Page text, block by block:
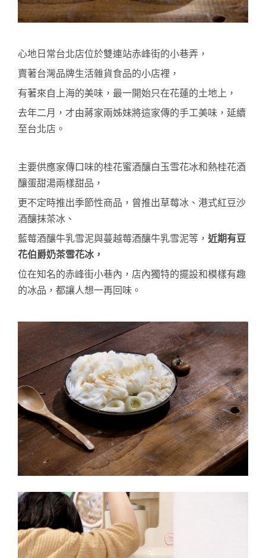
心地日常台北店位於雙連站赤峰街的小巷弄，
賣著台灣品牌生活雜貨食品的小店裡，
有著來自上海的美味，最一開始只在花蓮的土地上，
去年二月，才由蔣家兩姊妹將這家傳的手工美味，延續
至台北店。
主要供應家傳口味的桂花蜜酒釀白玉雪花冰和熱桂花酒
釀蛋甜湯兩樣甜品，
更不定時推出季節性商品， 曾推出草莓冰、港式紅豆沙
酒釀抹茶冰、
藍莓酒釀牛乳雪泥與蔓越莓酒釀牛乳雪泥等， 近期有豆
花伯爵奶茶雪花冰，
位在知名的赤峰街小巷內，店內獨特的擺設和模樣有趣
的冰品，都讓人想一再回味。